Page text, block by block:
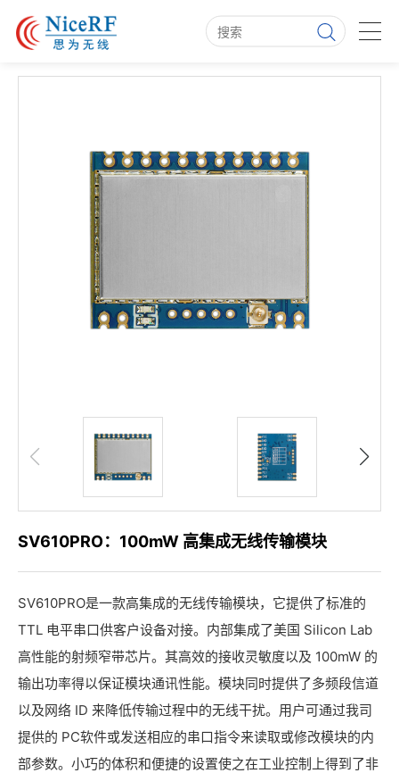
SV610PRO：100mW 高集成无线传输模块
SV610PRO是一款高集成的无线传输模块，它提供了标准的
TTL 电平串口供客户设备对接。内部集成了美国 Silicon Lab
高性能的射频窄带芯片。其高效的接收灵敏度以及 100mW 的
输出功率得以保证模块通讯性能。模块同时提供了多频段信道
以及网络 ID 来降低传输过程中的无线干扰。用户可通过我司
提供的 PC软件或发送相应的串口指令来读取或修改模块的内
部参数。小巧的体积和便捷的设置使之在工业控制上得到了非